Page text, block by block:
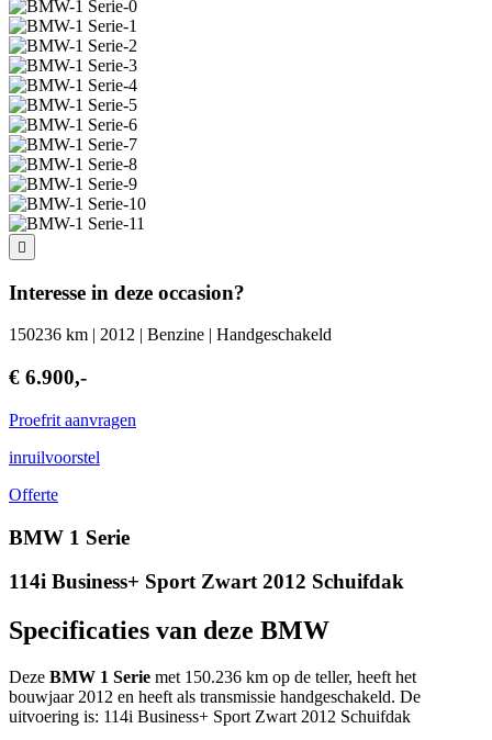
Interesse in deze occasion?
150236 km | 2012 | Benzine | Handgeschakeld
€ 6.900,-
Proefrit aanvragen
inruilvoorstel
Offerte
BMW 1 Serie
114i Business+ Sport Zwart 2012 Schuifdak
Specificaties van deze BMW
Deze BMW 1 Serie met 150.236 km op de teller, heeft het
bouwjaar 2012 en heeft als transmissie handgeschakeld. De
uitvoering is: 114i Business+ Sport Zwart 2012 Schuifdak